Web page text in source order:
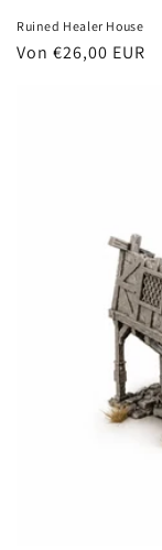
Ruined Healer House
Normaler
Von €26,00 EUR